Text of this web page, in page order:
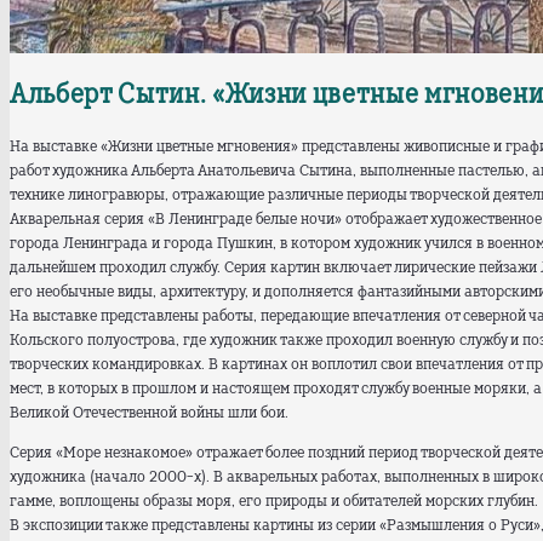
Альберт Сытин. «Жизни цветные
На выставке «Жизни цветные мгновения» представлены живописные и
работ художника Альберта Анатольевича Сытина, выполненные пастелью,
технике линогравюры, отражающие различные периоды творческой
Акварельная серия «В Ленинграде белые ночи» отображает
города Ленинграда и города Пушкин, в котором художник учился в
дальнейшем проходил службу. Серия картин включает лирические пейзажи
его необычные виды, архитектуру, и дополняется фантазийными
На выставке представлены работы, передающие впечатления от северной
Кольского полуострова, где художник также проходил военную службу и
творческих командировках. В картинах он воплотил свои впечатления от
мест, в которых в прошлом и настоящем проходят службу военные моряки,
Великой Отечественной войны шли бои.
Серия «Море незнакомое» отражает более поздний период творческой
художника (начало 2000-х). В акварельных работах, выполненных в
гамме, воплощены образы моря, его природы и обитателей морских глубин.
В экспозиции также представлены картины из серии «Размышления о